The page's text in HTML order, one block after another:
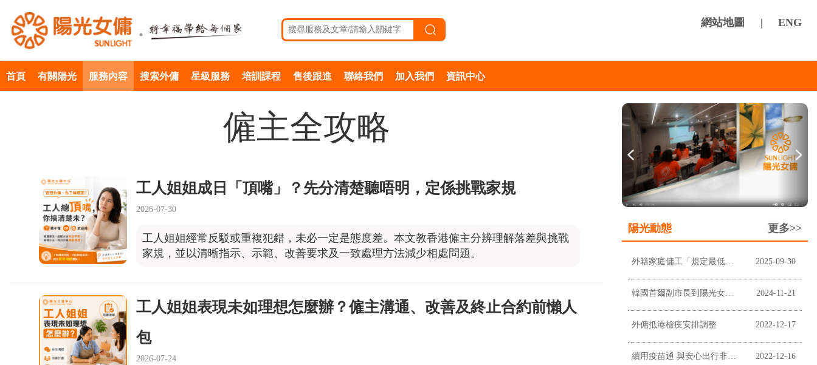
網站地圖 | ENG
首頁 有關陽光 服務內容 搜索外傭 星級服務 培訓課程 售後跟進 聯絡我們 加入我們 資訊中心
僱主全攻略
工人姐姐成日「頂嘴」？先分清楚聽唔明，定係挑戰家規
2026-07-30
工人姐姐經常反駁或重複犯錯，未必一定是態度差。本文教香港僱主分辨理解落差與挑戰
家規，並以清晰指示、示範、改善要求及一致處理方法減少相處問題。
工人姐姐表現未如理想怎麼辦？僱主溝通、改善及終止合約前懶人
包
2026-07-24
陽光動態 更多>>
外籍家庭傭工「規定最低工資」上調至$5,100及膳食津貼維持不變 2025-09-30
韓國首爾副市長到陽光女傭中心進行企業拜訪 2024-11-21
外傭抵港檢疫安排調整 2022-12-17
續用疫苗通 與安心出行非掛鉤 2022-12-16